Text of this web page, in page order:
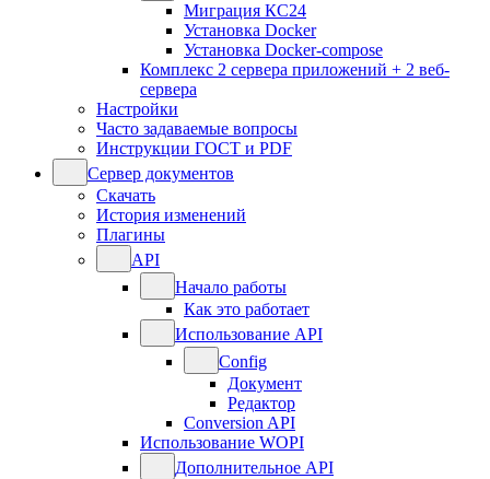
Миграция КС24
Установка Docker
Установка Docker-compose
Комплекс 2 сервера приложений + 2 веб-
сервера
Настройки
Часто задаваемые вопросы
Инструкции ГОСТ и PDF
Сервер документов
Скачать
История изменений
Плагины
API
Начало работы
Как это работает
Использование API
Config
Документ
Редактор
Conversion API
Использование WOPI
Дополнительное API